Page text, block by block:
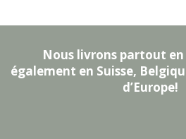
Nous livrons partout en
également en Suisse,
d’Europe!